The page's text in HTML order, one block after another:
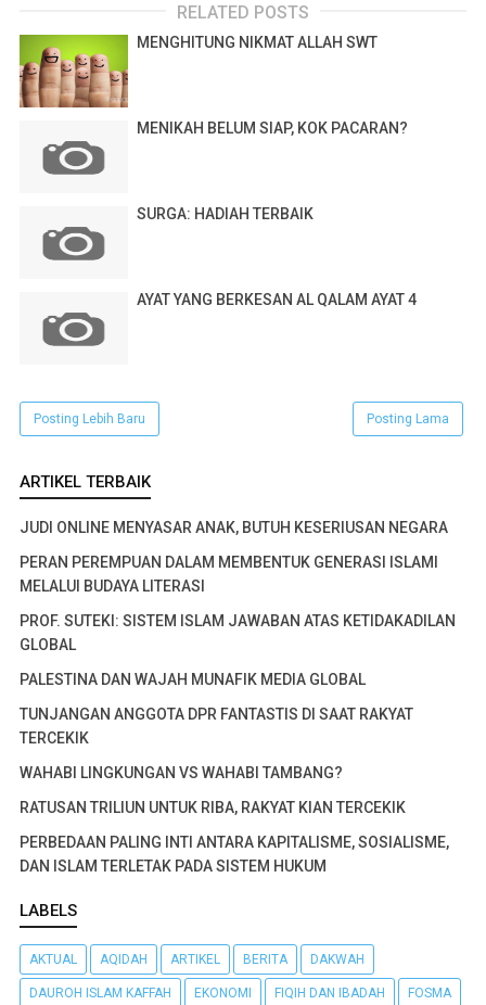
RELATED POSTS
MENGHITUNG NIKMAT ALLAH SWT
MENIKAH BELUM SIAP, KOK PACARAN?
SURGA: HADIAH TERBAIK
AYAT YANG BERKESAN AL QALAM AYAT 4
Posting Lebih Baru Posting Lama
ARTIKEL TERBAIK
JUDI ONLINE MENYASAR ANAK, BUTUH KESERIUSAN NEGARA
PERAN PEREMPUAN DALAM MEMBENTUK GENERASI ISLAMI
MELALUI BUDAYA LITERASI
PROF. SUTEKI: SISTEM ISLAM JAWABAN ATAS KETIDAKADILAN
GLOBAL
PALESTINA DAN WAJAH MUNAFIK MEDIA GLOBAL
TUNJANGAN ANGGOTA DPR FANTASTIS DI SAAT RAKYAT
TERCEKIK
WAHABI LINGKUNGAN VS WAHABI TAMBANG?
RATUSAN TRILIUN UNTUK RIBA, RAKYAT KIAN TERCEKIK
PERBEDAAN PALING INTI ANTARA KAPITALISME, SOSIALISME,
DAN ISLAM TERLETAK PADA SISTEM HUKUM
LABELS
AKTUAL AQIDAH ARTIKEL BERITA DAKWAH
DAUROH ISLAM KAFFAH EKONOMI FIQIH DAN IBADAH FOSMA